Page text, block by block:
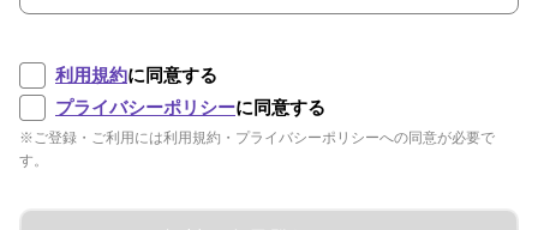
利用規約に同意する
プライバシーポリシーに同意する
※ご登録・ご利用には利用規約・プライバシーポリシーへの同意が必要で
す。